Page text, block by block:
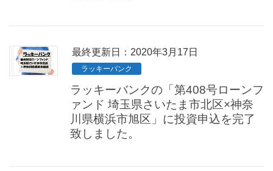
最終更新日：2020年3月17日
ラッキーバンク
ラッキーバンクの「第408号ローンフ
ァンド 埼玉県さいたま市北区×神奈
川県横浜市旭区」に投資申込を完了
致しました。